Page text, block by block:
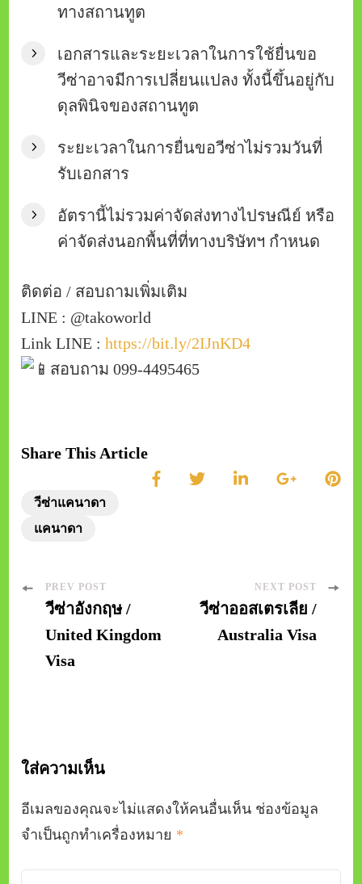
ทางสถานทูต
เอกสารและระยะเวลาในการใช้ยื่นขอ
วีซ่าอาจมีการเปลี่ยนแปลง ทั้งนี้ขึ้นอยู่กับ
ดุลพินิจของสถานทูต
ระยะเวลาในการยื่นขอวีซ่าไม่รวมวันที่
รับเอกสาร
อัตรานี้ไม่รวมค่าจัดส่งทางไปรษณีย์ หรือ
ค่าจัดส่งนอกพื้นที่ที่ทางบริษัทฯ กำหนด
ติดต่อ / สอบถามเพิ่มเติม
LINE : @takoworld
Link LINE :https://bit.ly/2IJnKD4
สอบถาม 099-4495465
Share This Article
วีซ่าแคนาดา
แคนาดา
Post
Navigation
PREV POST
วีซ่าอังกฤษ /
United Kingdom
Visa
NEXT POST
วีซ่าออสเตรเลีย /
Australia Visa
ใส่ความเห็น
อีเมลของคุณจะไม่แสดงให้คนอื่นเห็น ช่องข้อมูล
จำเป็นถูกทำเครื่องหมาย *